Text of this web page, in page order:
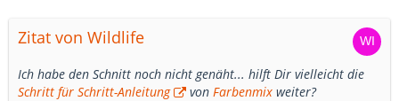
Zitat von Wildlife
Ich habe den Schnitt noch nicht genäht... hilft Dir vielleicht die
Schritt für Schritt-Anleitung
von Farbenmix weiter?